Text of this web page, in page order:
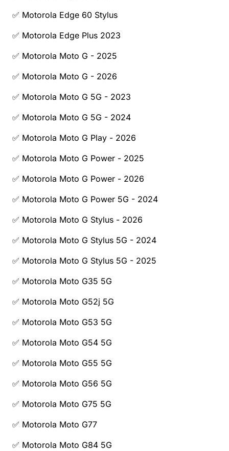
✅ Motorola Edge 60 Stylus
✅ Motorola Edge Plus 2023
✅ Motorola Moto G - 2025
✅ Motorola Moto G - 2026
✅ Motorola Moto G 5G - 2023
✅ Motorola Moto G 5G - 2024
✅ Motorola Moto G Play - 2026
✅ Motorola Moto G Power - 2025
✅ Motorola Moto G Power - 2026
✅ Motorola Moto G Power 5G - 2024
✅ Motorola Moto G Stylus - 2026
✅ Motorola Moto G Stylus 5G - 2024
✅ Motorola Moto G Stylus 5G - 2025
✅ Motorola Moto G35 5G
✅ Motorola Moto G52j 5G
✅ Motorola Moto G53 5G
✅ Motorola Moto G54 5G
✅ Motorola Moto G55 5G
✅ Motorola Moto G56 5G
✅ Motorola Moto G75 5G
✅ Motorola Moto G77
✅ Motorola Moto G84 5G